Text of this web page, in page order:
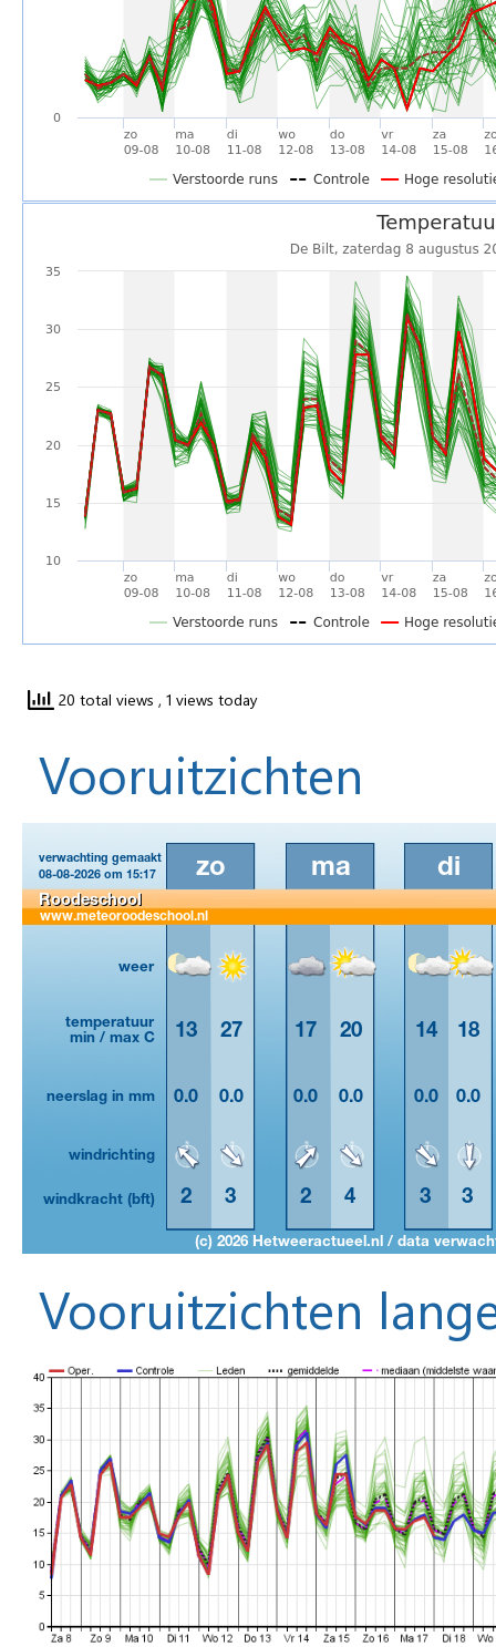
20 total views , 1 views today
Vooruitzichten
Vooruitzichten